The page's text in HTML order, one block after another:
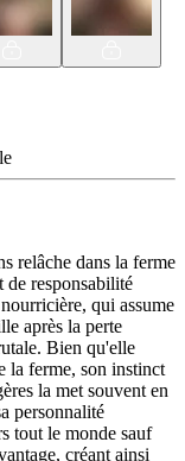
relâche dans la ferme
de responsabilité
qui assume
après la perte
Bien qu'elle
la ferme, son instinct
la met souvent en
personnalité
tout le monde sauf
créant ainsi